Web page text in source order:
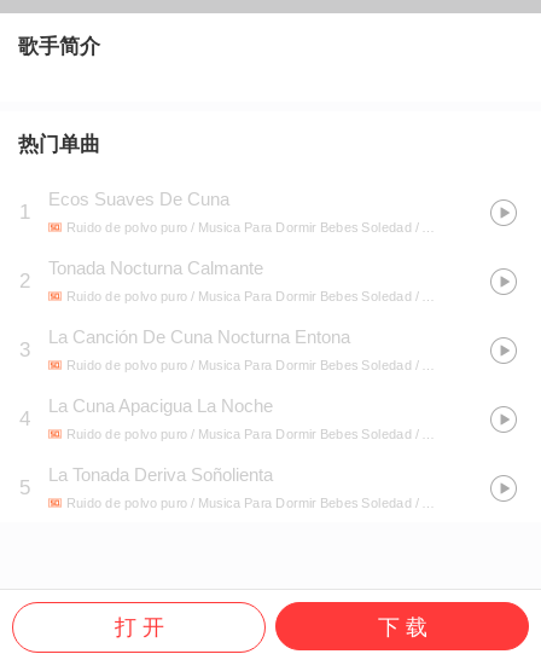
歌手简介
热门单曲
1
Ecos Suaves De Cuna
Ruido de polvo puro / Musica Para Dormir Bebes Soledad / Puro Sueño Del Bebé
2
Tonada Nocturna Calmante
Ruido de polvo puro / Musica Para Dormir Bebes Soledad / Puro Sueño Del Bebé
3
La Canción De Cuna Nocturna Entona
Ruido de polvo puro / Musica Para Dormir Bebes Soledad / Puro Sueño Del Bebé
4
La Cuna Apacigua La Noche
Ruido de polvo puro / Musica Para Dormir Bebes Soledad / Puro Sueño Del Bebé
5
La Tonada Deriva Soñolienta
Ruido de polvo puro / Musica Para Dormir Bebes Soledad / Puro Sueño Del Bebé
打 开 下 载